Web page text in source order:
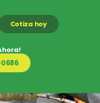
Cotiza hoy